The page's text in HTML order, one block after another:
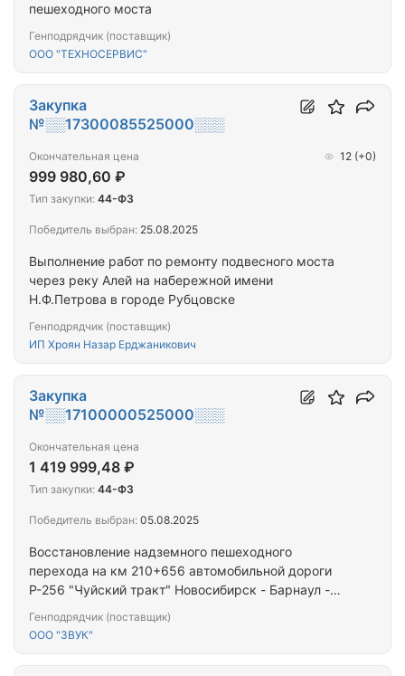
пешеходного моста
Генподрядчик (поставщик)
ООО "ТЕХНОСЕРВИС"
Выполнение работ по ремонту подвесного моста
через реку Алей на набережной имени
Н.Ф.Петрова в городе Рубцовске
Генподрядчик (поставщик)
ИП Хроян Назар Ерджаникович
Закупка
№░░17300085525000░░░
Окончательная цена
999 980,60 ₽
12 (+0)
Тип закупки: 44-ФЗ
Победитель выбран: 25.08.2025
Восстановление надземного пешеходного
перехода на км 210+656 автомобильной дороги
Р-256 "Чуйский тракт" Новосибирск - Барнаул -
край
Генподрядчик (поставщик)
ООО "ЗВУК"
Закупка
№░░17100000525000░░░
Окончательная цена
1 419 999,48 ₽
Тип закупки: 44-ФЗ
Победитель выбран: 05.08.2025